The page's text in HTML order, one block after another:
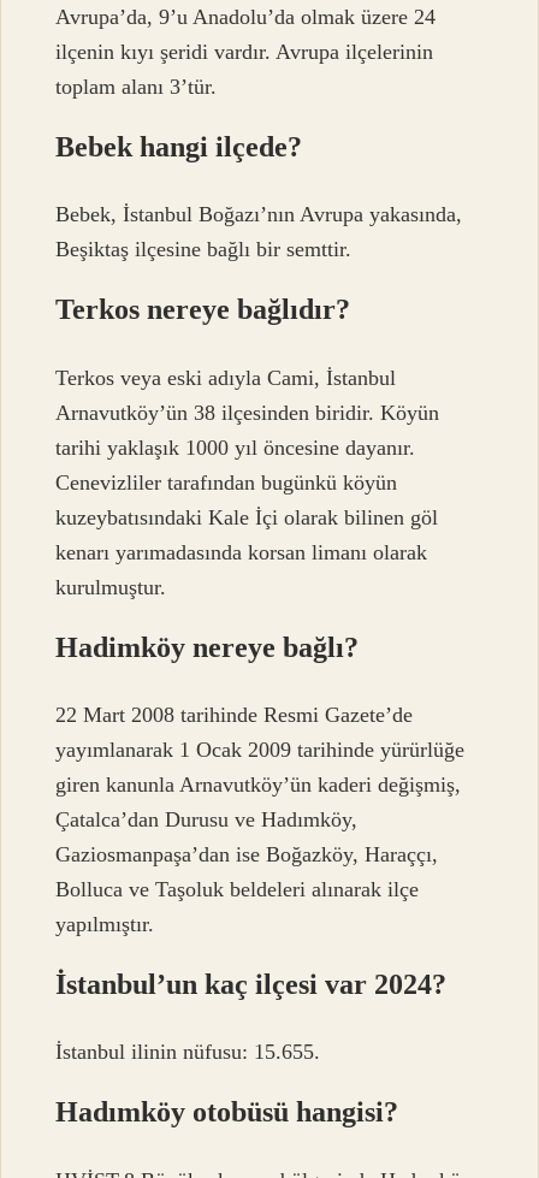
Avrupa’da, 9’u Anadolu’da olmak üzere 24
ilçenin kıyı şeridi vardır. Avrupa ilçelerinin
toplam alanı 3’tür.
Bebek hangi ilçede?
Bebek, İstanbul Boğazı’nın Avrupa yakasında,
Beşiktaş ilçesine bağlı bir semttir.
Terkos nereye bağlıdır?
Terkos veya eski adıyla Cami, İstanbul
Arnavutköy’ün 38 ilçesinden biridir. Köyün
tarihi yaklaşık 1000 yıl öncesine dayanır.
Cenevizliler tarafından bugünkü köyün
kuzeybatısındaki Kale İçi olarak bilinen göl
kenarı yarımadasında korsan limanı olarak
kurulmuştur.
Hadimköy nereye bağlı?
22 Mart 2008 tarihinde Resmi Gazete’de
yayımlanarak 1 Ocak 2009 tarihinde yürürlüğe
giren kanunla Arnavutköy’ün kaderi değişmiş,
Çatalca’dan Durusu ve Hadımköy,
Gaziosmanpaşa’dan ise Boğazköy, Haraççı,
Bolluca ve Taşoluk beldeleri alınarak ilçe
yapılmıştır.
İstanbul’un kaç ilçesi var 2024?
İstanbul ilinin nüfusu: 15.655.
Hadımköy otobüsü hangisi?